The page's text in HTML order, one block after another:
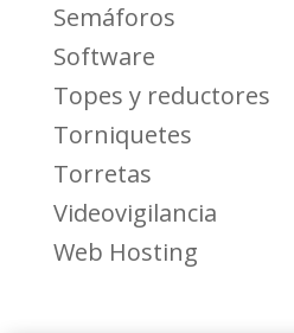
Semáforos
Software
Topes y reductores
Torniquetes
Torretas
Videovigilancia
Web Hosting